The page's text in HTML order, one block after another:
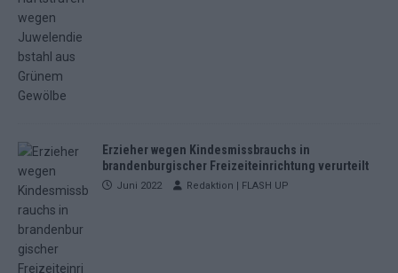
Erzieher wegen Kindesmissbrauchs in
brandenburgischer Freizeiteinrichtung verurteilt
Juni 2022 Redaktion | FLASH UP